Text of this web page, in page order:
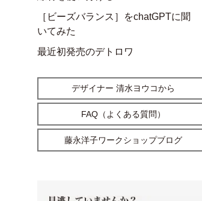
［ビーズバランス］をchatGPTに聞
いてみた
最近初発売のデトロワ
デザイナー 清水ヨウコから
FAQ（よくある質問）
藤永洋子ワークショップブログ